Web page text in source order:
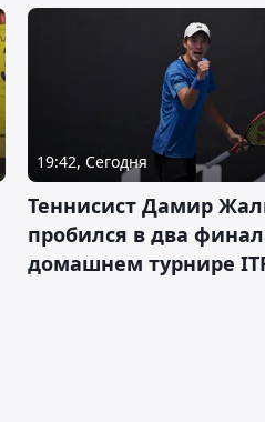
19:42, Сегодня
Теннисист Дамир
пробился в два
домашнем турнире